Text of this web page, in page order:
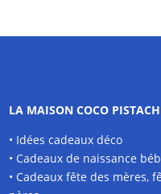
LA MAISON COCO
• Idées cadeaux déco
• Cadeaux de naissance
• Cadeaux fête des mères,